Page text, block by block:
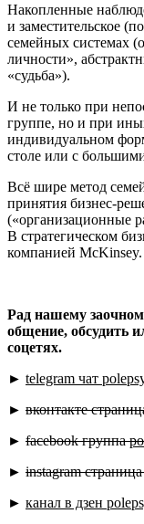
Накопленные
и заместительское
семейных системах
личности»,
«судьба»).
И не только при
группе, но и при
индивидуальном
столе или с
Всё шире метод
принятия бизнес-
(«организационные
В стратегическом
компанией McKinsey.
Рад нашему
общение, обсудить
соцетях.
► telegram чат
► вконтакте
► facebook группа
► instagram
► канал в дзен